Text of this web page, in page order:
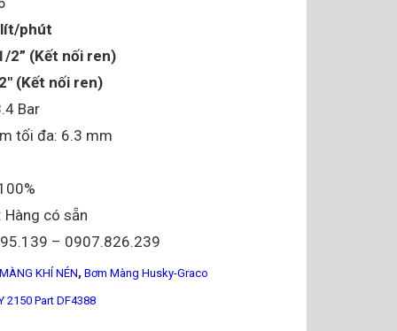
phút
2” (Kết nối ren)
2″ (Kết nối ren)
Bar
tối đa: 6.3 mm
Hàng có sẵn
– 0907.826.239
KHÍ NÉN, Bơm Màng Husky-Graco
2150 Part DF4388